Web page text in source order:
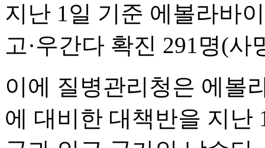
지난 1일 기준 에볼라바
고·우간다 확진 291명(
이에 질병관리청은 에볼
에 대비한 대책반을 지난